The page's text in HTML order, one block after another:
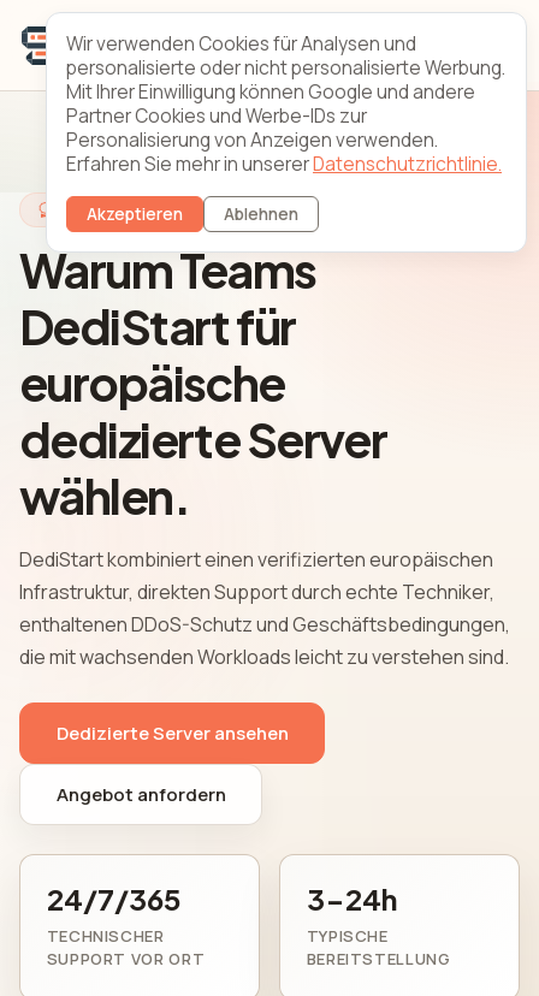
Warum DediStart
Warum Teams
DediStart für
europäische
dedizierte Server
wählen.
DediStart kombiniert einen verifizierten europäischen
Infrastruktur, direkten Support durch echte Techniker,
enthaltenen DDoS-Schutz und Geschäftsbedingungen,
die mit wachsenden Workloads leicht zu verstehen sind.
Dedizierte Server ansehen
Angebot anfordern
24/7/365
TECHNISCHER
SUPPORT VOR ORT
3-24h
TYPISCHE
BEREITSTELLUNG
Wir verwenden Cookies für Analysen und
personalisierte oder nicht personalisierte Werbung.
Mit Ihrer Einwilligung können Google und andere
Partner Cookies und Werbe-IDs zur
Personalisierung von Anzeigen verwenden.
Erfahren Sie mehr in unsererDatenschutzrichtlinie.
Akzeptieren Ablehnen